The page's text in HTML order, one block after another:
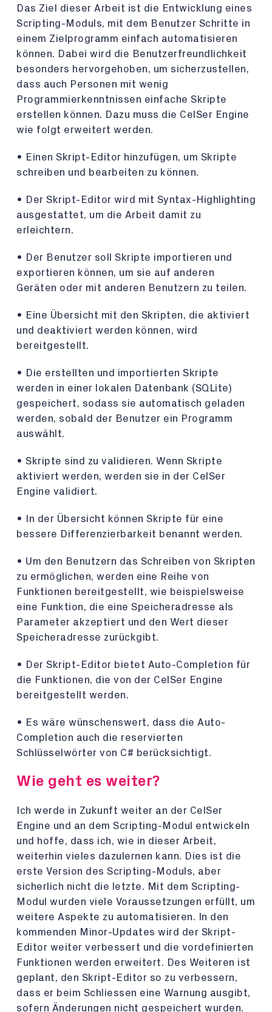
Das Ziel dieser Arbeit ist die Entwicklung eines
Scripting-Moduls, mit dem Benutzer Schritte in
einem Zielprogramm einfach automatisieren
können. Dabei wird die Benutzerfreundlichkeit
besonders hervorgehoben, um sicherzustellen,
dass auch Personen mit wenig
Programmierkenntnissen einfache Skripte
erstellen können. Dazu muss die CelSer Engine
wie folgt erweitert werden.
• Einen Skript-Editor hinzufügen, um Skripte
schreiben und bearbeiten zu können.
• Der Skript-Editor wird mit Syntax-Highlighting
ausgestattet, um die Arbeit damit zu
erleichtern.
• Der Benutzer soll Skripte importieren und
exportieren können, um sie auf anderen
Geräten oder mit anderen Benutzern zu teilen.
• Eine Übersicht mit den Skripten, die aktiviert
und deaktiviert werden können, wird
bereitgestellt.
• Die erstellten und importierten Skripte
werden in einer lokalen Datenbank (SQLite)
gespeichert, sodass sie automatisch geladen
werden, sobald der Benutzer ein Programm
auswählt.
• Skripte sind zu validieren. Wenn Skripte
aktiviert werden, werden sie in der CelSer
Engine validiert.
• In der Übersicht können Skripte für eine
bessere Differenzierbarkeit benannt werden.
• Um den Benutzern das Schreiben von Skripten
zu ermöglichen, werden eine Reihe von
Funktionen bereitgestellt, wie beispielsweise
eine Funktion, die eine Speicheradresse als
Parameter akzeptiert und den Wert dieser
Speicheradresse zurückgibt.
• Der Skript-Editor bietet Auto-Completion für
die Funktionen, die von der CelSer Engine
bereitgestellt werden.
• Es wäre wünschenswert, dass die Auto-
Completion auch die reservierten
Schlüsselwörter von C# berücksichtigt.
Wie geht es weiter?
Ich werde in Zukunft weiter an der CelSer
Engine und an dem Scripting-Modul entwickeln
und hoffe, dass ich, wie in dieser Arbeit,
weiterhin vieles dazulernen kann. Dies ist die
erste Version des Scripting-Moduls, aber
sicherlich nicht die letzte. Mit dem Scripting-
Modul wurden viele Voraussetzungen erfüllt, um
weitere Aspekte zu automatisieren. In den
kommenden Minor-Updates wird der Skript-
Editor weiter verbessert und die vordefinierten
Funktionen werden erweitert. Des Weiteren ist
geplant, den Skript-Editor so zu verbessern,
dass er beim Schliessen eine Warnung ausgibt,
sofern Änderungen nicht gespeichert wurden.